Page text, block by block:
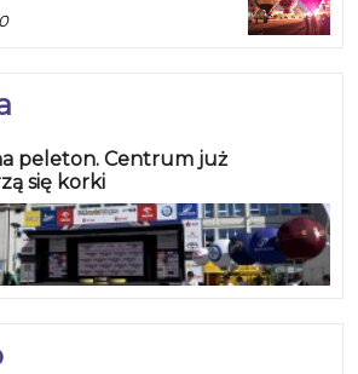
peleton. Centrum już
się korki